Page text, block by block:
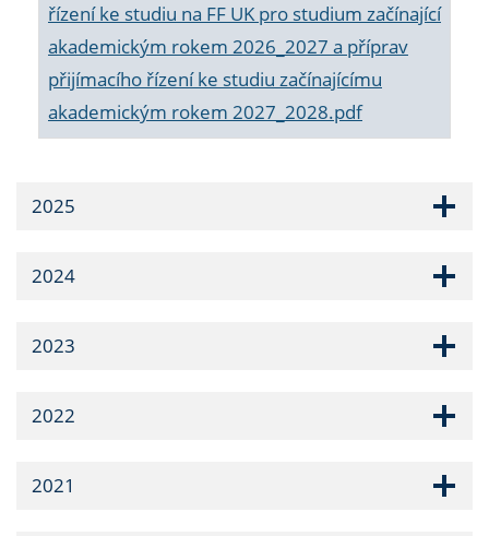
řízení ke studiu na FF UK pro studium začínající
akademickým rokem 2026_2027 a příprav
přijímacího řízení ke studiu začínajícímu
akademickým rokem 2027_2028.pdf
2025
2024
2023
2022
2021